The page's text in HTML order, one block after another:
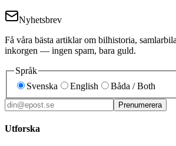
Nyhetsbrev
Få våra bästa artiklar om bilhistoria,
inkorgen — ingen spam, bara guld.
Språk
Svenska
English Båda / Both
Prenumerera
Utforska